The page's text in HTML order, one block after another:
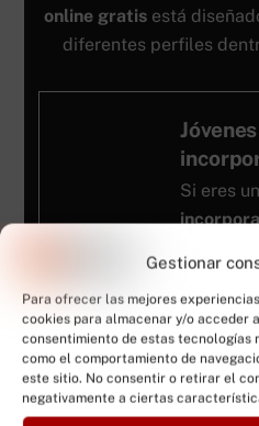
Gestionar
Para ofrecer las mejores
cookies para almacenar y/o acceder
consentimiento de estas tecnologías
como el comportamiento de
este sitio. No consentir o retirar el
negativamente a ciertas
online gratis está
diferentes perfiles
Si eres un
la
mínima
a estos